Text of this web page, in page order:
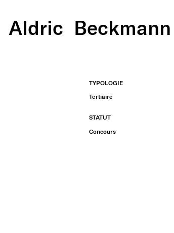
Aldric Beckmann
TYPOLOGIE
Tertiaire
STATUT
Concours